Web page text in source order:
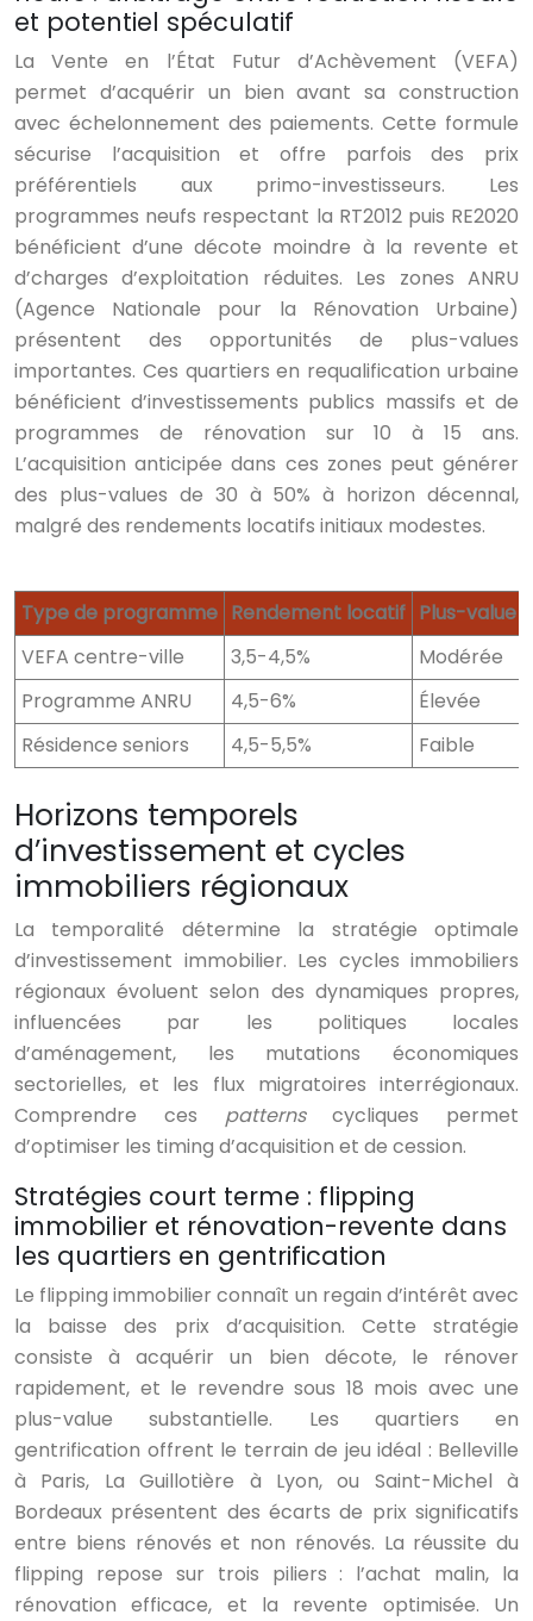
et potentiel spéculatif
La Vente en l’État Futur d’Achèvement (VEFA)
permet d’acquérir un bien avant sa construction
avec échelonnement des paiements. Cette formule
sécurise l’acquisition et offre parfois des prix
préférentiels aux primo-investisseurs. Les
programmes neufs respectant la RT2012 puis RE2020
bénéficient d’une décote moindre à la revente et
d’charges d’exploitation réduites. Les zones ANRU
(Agence Nationale pour la Rénovation Urbaine)
présentent des opportunités de plus-values
importantes. Ces quartiers en requalification urbaine
bénéficient d’investissements publics massifs et de
programmes de rénovation sur 10 à 15 ans.
L’acquisition anticipée dans ces zones peut générer
des plus-values de 30 à 50% à horizon décennal,
malgré des rendements locatifs initiaux modestes.
Type de programme Rendement locatif Plus-value
VEFA centre-ville
3,5-4,5%
Modérée
Programme ANRU
4,5-6%
Élevée
Résidence seniors
4,5-5,5% Faible
Horizons temporels
d’investissement et cycles
immobiliers régionaux
La temporalité détermine la stratégie optimale
d’investissement immobilier. Les cycles immobiliers
régionaux évoluent selon des dynamiques propres,
influencées par les politiques locales
d’aménagement, les mutations économiques
sectorielles, et les flux migratoires interrégionaux.
Comprendre ces patternscycliques permet
d’optimiser les timing d’acquisition et de cession.
Stratégies court terme : flipping
immobilier et rénovation-revente dans
les quartiers en gentrification
Le flipping immobilier connaît un regain d’intérêt avec
la baisse des prix d’acquisition. Cette stratégie
consiste à acquérir un bien décote, le rénover
rapidement, et le revendre sous 18 mois avec une
plus-value substantielle. Les quartiers en
gentrification offrent le terrain de jeu idéal : Belleville
à Paris, La Guillotière à Lyon, ou Saint-Michel à
Bordeaux présentent des écarts de prix significatifs
entre biens rénovés et non rénovés. La réussite du
flipping repose sur trois piliers : l’achat malin, la
rénovation efficace, et la revente optimisée. Un